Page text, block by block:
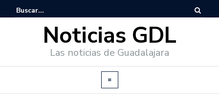
Noticias GDL
Las noticias de Guadalajara